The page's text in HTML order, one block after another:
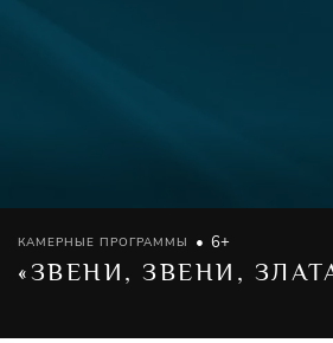
КАМЕРНЫЕ ПРОГРАММЫ 6+
«ЗВЕНИ, ЗВЕНИ,